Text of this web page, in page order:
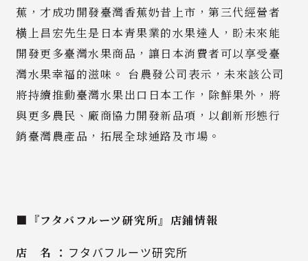
蕉，才成功開發臺灣香蕉奶昔上市，第三代經營者
横上昌宏先生是日本青果業的水果達人，盼未來能
開發更多臺灣水果商品，讓日本消費者可以享受臺
灣水果幸福的滋味。 台農發公司表示，未來該公司
將持續推動臺灣水果出口日本工作，除鮮果外，將
與更多農民、廠商協力開發新品項，以創新形態行
銷臺灣農產品，拓展全球通路及市場。
■ 『フタバフルーツ研究所』店鋪情報
店 名 ： フタバフルーツ研究所